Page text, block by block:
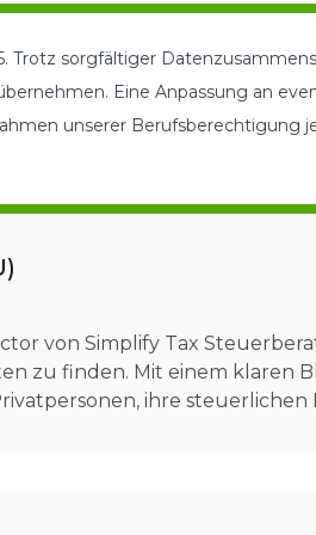
Trotz sorgfältiger
Eine Anpassung an
unserer Berufsberechtigung
von Simplify Tax
zu finden. Mit einem klaren
ihre